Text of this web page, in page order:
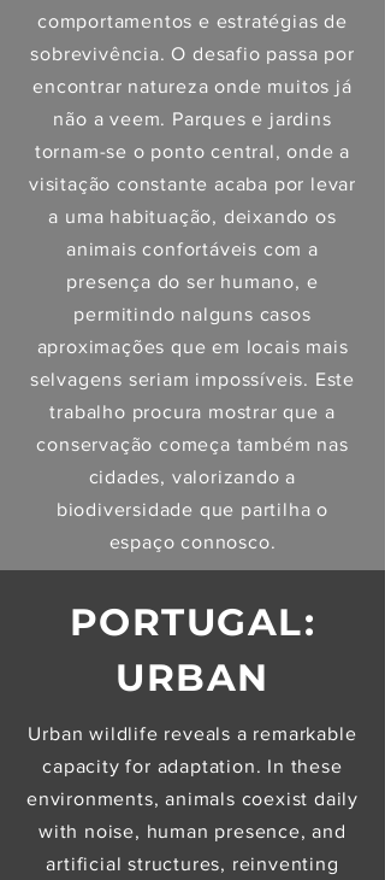
comportamentos e estratégias de
sobrevivência. O desafio passa por
encontrar natureza onde muitos já
não a veem. Parques e jardins
tornam-se o ponto central, onde a
visitação constante acaba por levar
a uma habituação, deixando os
animais confortáveis com a
presença do ser humano, e
permitindo nalguns casos
aproximações que em locais mais
selvagens seriam impossíveis. Este
trabalho procura mostrar que a
conservação começa também nas
cidades, valorizando a
biodiversidade que partilha o
espaço connosco.
PORTUGAL:
URBAN
Urban wildlife reveals a remarkable
capacity for adaptation. In these
environments, animals coexist daily
with noise, human presence, and
artificial structures, reinventing